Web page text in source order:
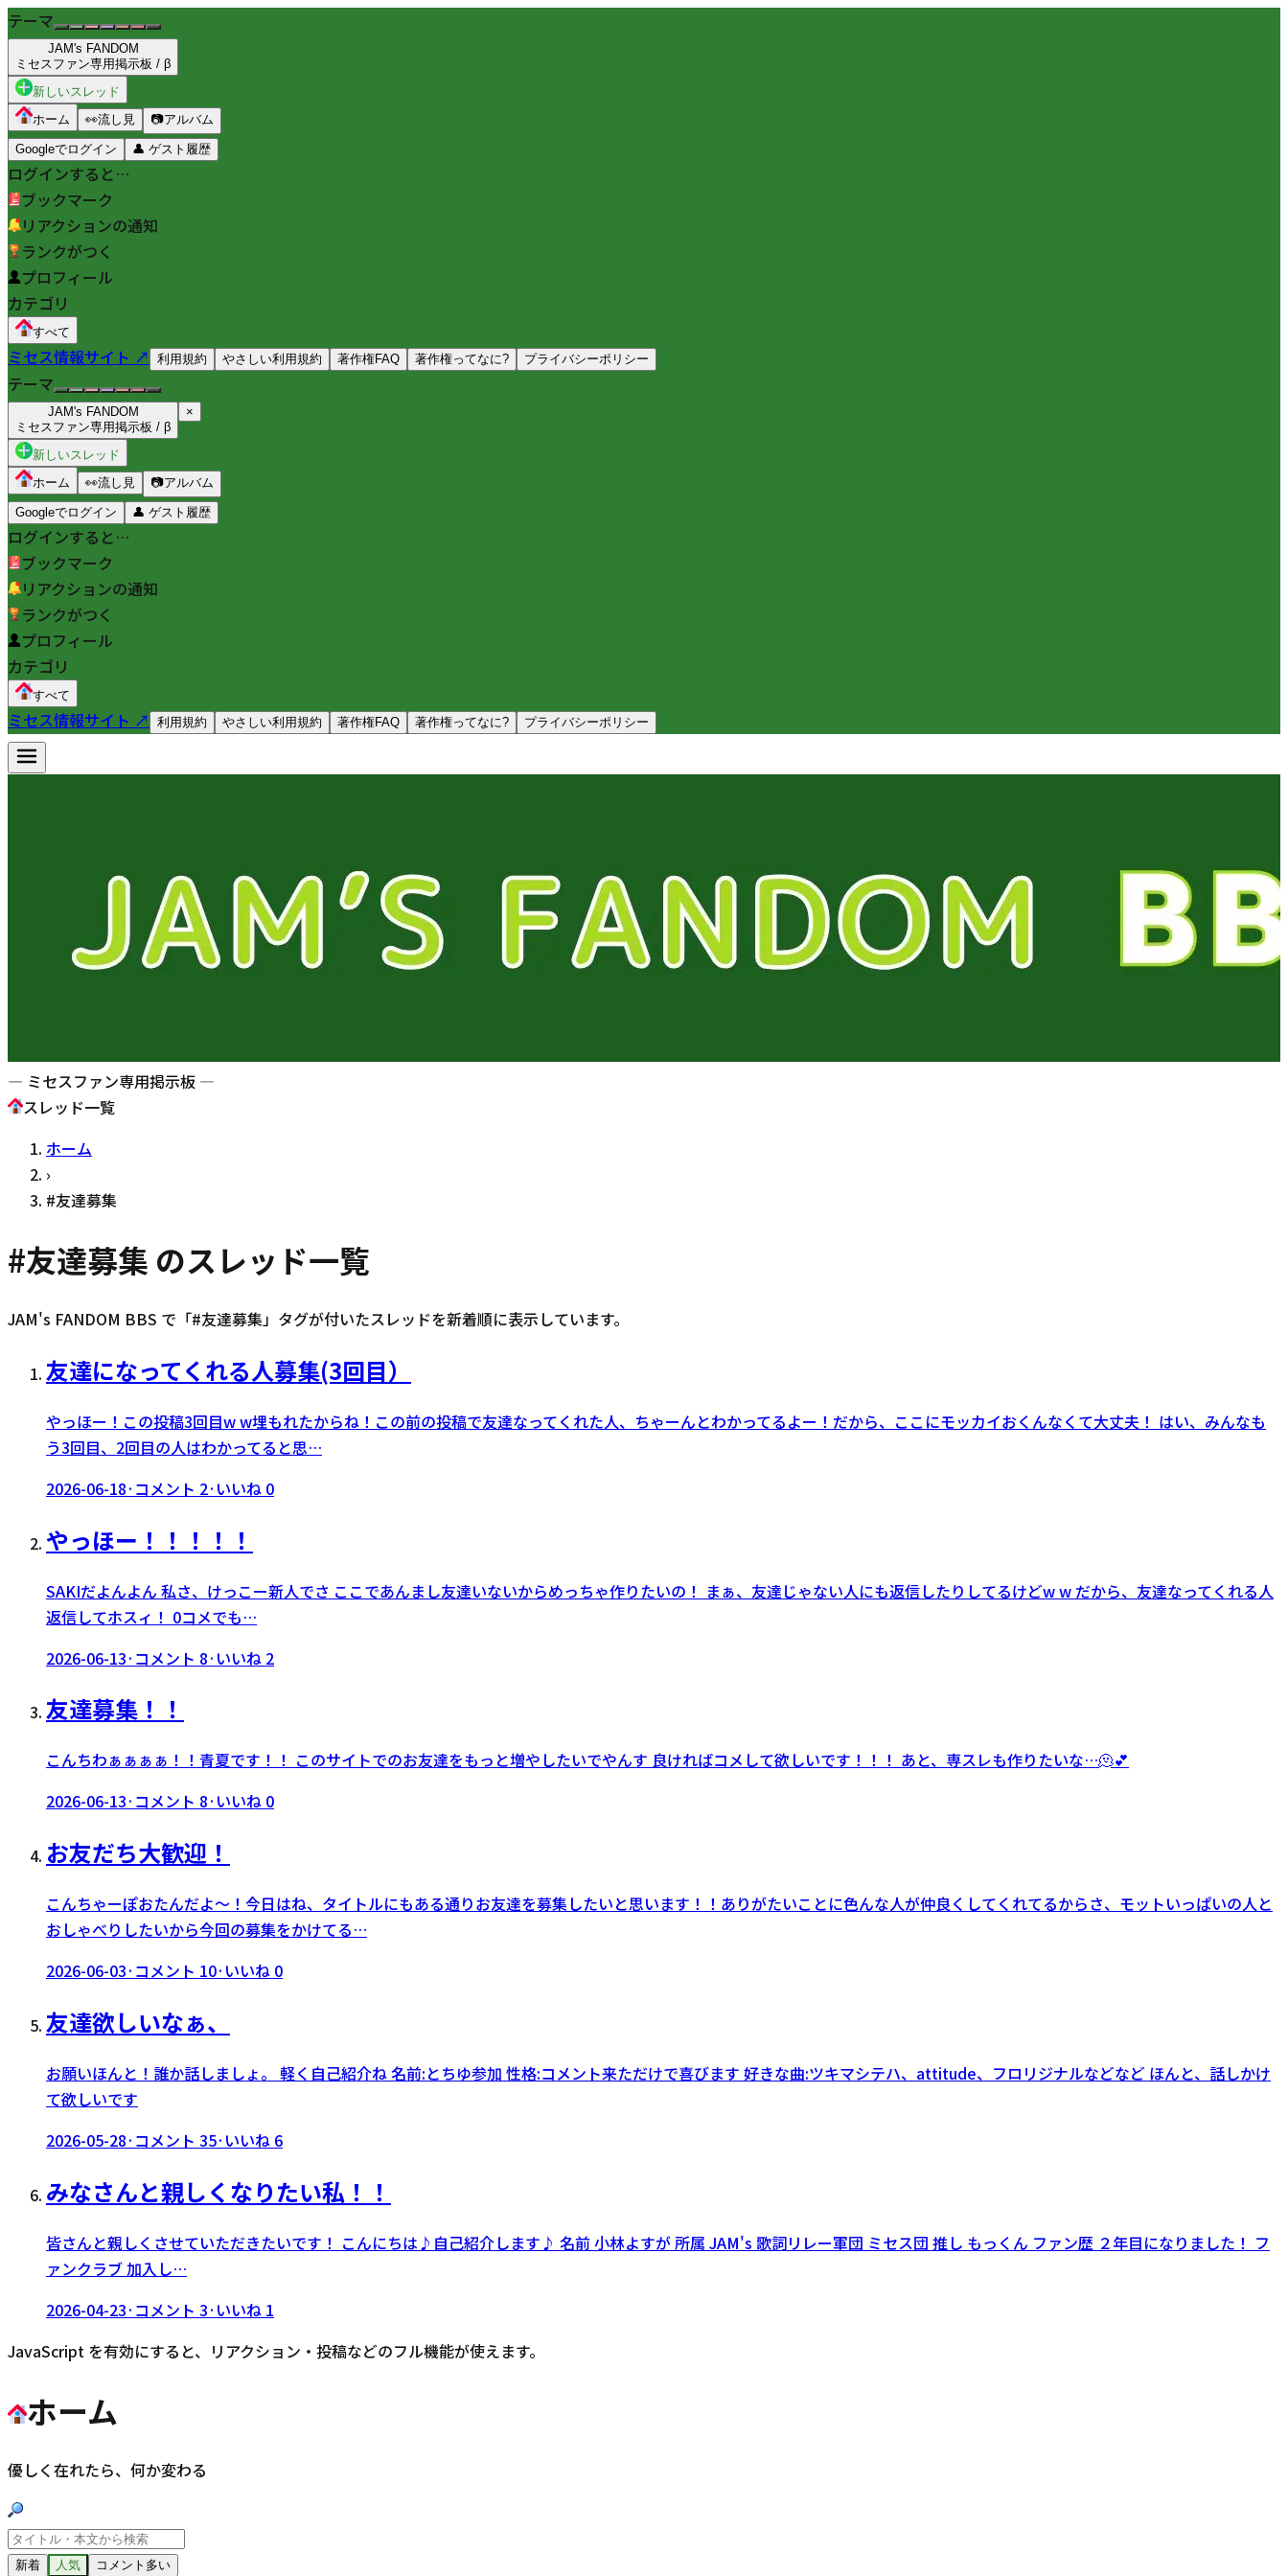
テーマ
JAM's FANDOM
ミセスファン専用掲示板 / β
新しいスレッド
ホーム
👀流し見 📷アルバム
Googleでログイン 👤 ゲスト履歴
ログインすると…
ブックマーク
リアクションの通知
ランクがつく
プロフィール
カテゴリ
すべて
ミセス情報サイト ↗ 利用規約 やさしい利用規約 著作権FAQ 著作権ってなに? プライバシーポリシー
テーマ
JAM's FANDOM
ミセスファン専用掲示板 / β
×
新しいスレッド
ホーム
👀流し見 📷アルバム
Googleでログイン 👤 ゲスト履歴
ログインすると…
ブックマーク
リアクションの通知
ランクがつく
プロフィール
カテゴリ
すべて
ミセス情報サイト ↗ 利用規約 やさしい利用規約 著作権FAQ 著作権ってなに? プライバシーポリシー
— ミセスファン専用掲示板 —
スレッド一覧
ホーム
›
#友達募集
#友達募集 のスレッド一覧
JAM's FANDOM BBS で「#友達募集」タグが付いたスレッドを新着順に表示しています。
友達になってくれる人募集(3回目）
やっほー！この投稿3回目w w埋もれたからね！この前の投稿で友達なってくれた人、ちゃーんとわかってるよー！だから、ここにモッカイおくんなくて大丈夫！ はい、みんなも
う3回目、2回目の人はわかってると思…
2026-06-18· コメント 2· いいね 0
やっほー！！！！！
SAKIだよんよん 私さ、けっこー新人でさ ここであんまし友達いないからめっちゃ作りたいの！ まぁ、友達じゃない人にも返信したりしてるけどw w だから、友達なってくれる人
返信してホスィ！ 0コメでも…
2026-06-13· コメント 8· いいね 2
友達募集！！
こんちわぁぁぁぁ！！青夏です！！ このサイトでのお友達をもっと増やしたいでやんす 良ければコメして欲しいです！！！ あと、専スレも作りたいな…🫠︎💕︎
2026-06-13· コメント 8· いいね 0
お友だち大歓迎！
こんちゃーぽおたんだよ〜！今日はね、タイトルにもある通りお友達を募集したいと思います！！ありがたいことに色んな人が仲良くしてくれてるからさ、モットいっぱいの人と
おしゃべりしたいから今回の募集をかけてる…
2026-06-03· コメント 10· いいね 0
友達欲しいなぁ、
お願いほんと！誰か話しましょ。 軽く自己紹介ね 名前:とちゆ参加 性格:コメント来ただけで喜びます 好きな曲:ツキマシテハ、attitude、フロリジナルなどなど ほんと、話しかけ
て欲しいです
2026-05-28· コメント 35· いいね 6
みなさんと親しくなりたい私！！
皆さんと親しくさせていただきたいです！ こんにちは♪自己紹介します♪ 名前 小林よすが 所属 JAM's 歌詞リレー軍団 ミセス団 推し もっくん ファン歴 ２年目になりました！ フ
ァンクラブ 加入し…
2026-04-23· コメント 3· いいね 1
JavaScript を有効にすると、リアクション・投稿などのフル機能が使えます。
ホーム
優しく在れたら、何か変わる
新着 人気 コメント多い